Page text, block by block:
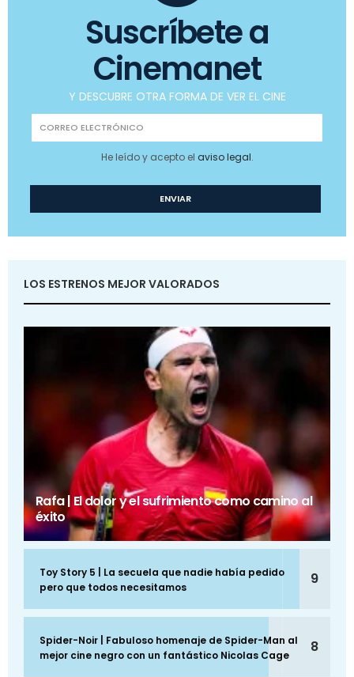
Suscríbete a
Cinemanet
Y DESCUBRE OTRA FORMA DE VER EL CINE
He leído y acepto el aviso legal.
LOS ESTRENOS MEJOR VALORADOS
Rafa | El dolor y el sufrimiento como camino al
éxito
Toy Story 5 | La secuela que nadie había pedido
pero que todos necesitamos
9
Spider-Noir | Fabuloso homenaje de Spider-Man al
mejor cine negro con un fantástico Nicolas Cage
8